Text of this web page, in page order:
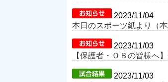
2023/11/04
本日のスポーツ紙より（
2023/11/03
【保護者・ＯＢの皆様へ
2023/11/03